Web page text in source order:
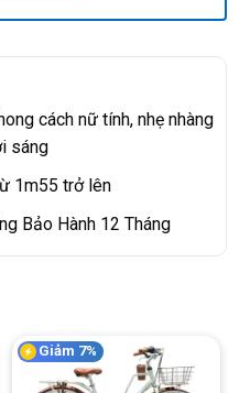
cách nữ tính, nhẹ nhàng
sáng
1m55 trở lên
Bảo Hành 12 Tháng
Giảm 7%